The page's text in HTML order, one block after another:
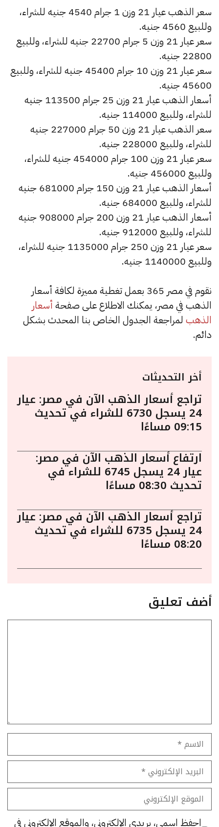
سعر الذهب عيار 21 وزن 1 جرام 4540 جنيه للشراء،
وللبيع 4560 جنيه.
سعر عيار 21 وزن 5 جرام 22700 جنيه للشراء، وللبيع
22800 جنيه.
سعر عيار 21 وزن 10 جرام 45400 جنيه للشراء، وللبيع
45600 جنيه.
أسعار الذهب عيار 21 وزن 25 جرام 113500 جنيه
للشراء، وللبيع 114000 جنيه.
سعر الذهب عيار 21 وزن 50 جرام 227000 جنيه
للشراء، وللبيع 228000 جنيه.
سعر عيار 21 وزن 100 جرام 454000 جنيه للشراء،
وللبيع 456000 جنيه.
أسعار الذهب عيار 21 وزن 150 جرام 681000 جنيه
للشراء، وللبيع 684000 جنيه.
أسعار الذهب عيار 21 وزن 200 جرام 908000 جنيه
للشراء، وللبيع 912000 جنيه.
سعر عيار 21 وزن 250 جرام 1135000 جنيه للشراء،
وللبيع 1140000 جنيه.
نقوم في مصر 365 بعمل تغطية مميزة لكافة أسعار
الذهب في مصر، يمكنك الاطلاع على صفحة أسعار
الذهب لمراجعة الجدول الخاص بنا المحدث بشكل
دائم.
أخر التحديثات
تراجع أسعار الذهب الآن في مصر: عيار
24 يسجل 6730 للشراء في تحديث
09:15 مساءًا
ارتفاع أسعار الذهب الآن في مصر:
عيار 24 يسجل 6745 للشراء في
تحديث 08:30 مساءًا
تراجع أسعار الذهب الآن في مصر: عيار
24 يسجل 6735 للشراء في تحديث
08:20 مساءًا
أضف تعليق
الاسم
البريد
الإلكتروني
الموقع
الإلكتروني
احفظ اسمي، بريدي الإلكتروني، والموقع الإلكتروني في